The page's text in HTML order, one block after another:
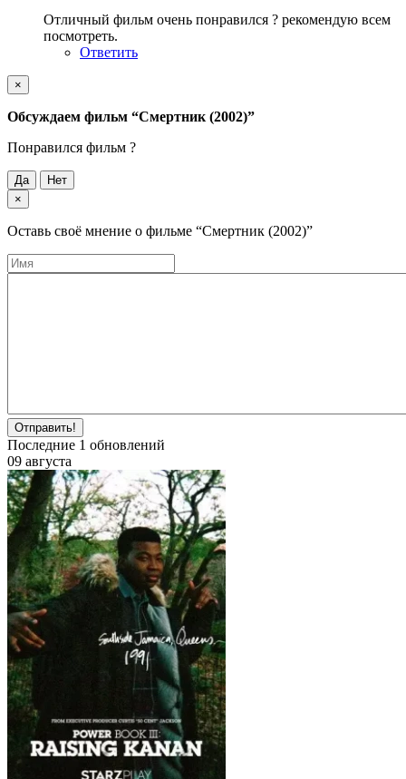
Отличный фильм очень понравился ? рекомендую всем
посмотреть.
Ответить
×
Обсуждаем фильм “Смертник (2002)”
Понравился фильм ?
Да
Нет
×
Оставь своё мнение о фильме “Смертник (2002)”
Отправить!
Последние 1 обновлений
09 августа